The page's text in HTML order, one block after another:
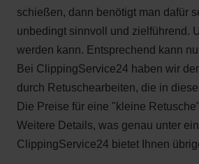
schießen, dann benötigt man dafür
unbedingt sinnvoll und zielführend.
werden kann. Entsprechend kann
Bei ClippingService24 haben wir
durch Retuschearbeiten, die in
Die Preise für eine "kleine
Weitere Details, was genau unter
ClippingService24 bietet Ihnen